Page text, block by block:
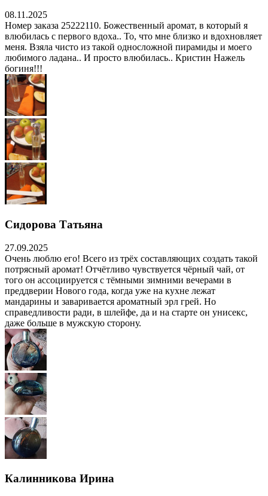
08.11.2025
Номер заказа 25222110. Божественный аромат, в который я
влюбилась с первого вдоха.. То, что мне близко и вдохновляет
меня. Взяла чисто из такой односложной пирамиды и моего
любимого ладана.. И просто влюбилась.. Кристин Нажель
богиня!!!
Сидорова Татьяна
27.09.2025
Очень люблю его! Всего из трёх составляющих создать такой
потрясный аромат! Отчётливо чувствуется чёрный чай, от
того он ассоциируется с тёмными зимними вечерами в
преддверии Нового года, когда уже на кухне лежат
мандарины и заваривается ароматный эрл грей. Но
справедливости ради, в шлейфе, да и на старте он унисекс,
даже больше в мужскую сторону.
Калинникова Ирина